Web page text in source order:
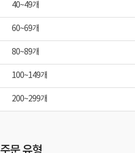
40~49개
60~69개
80~89개
100~149개
200~299개